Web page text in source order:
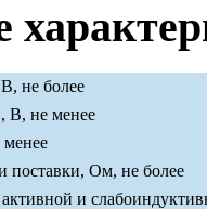
не более
В, не менее
поставки, Ом, не более
и